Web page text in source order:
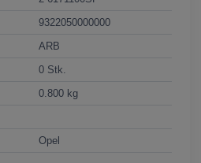
9322050000000
ARB
0 Stk.
0.800 kg
Opel